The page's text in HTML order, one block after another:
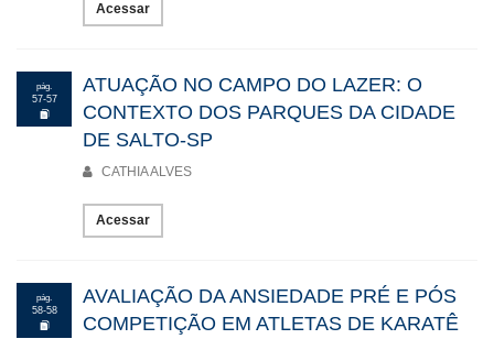
Acessar
pág.
57-57
ATUAÇÃO NO CAMPO DO LAZER: O
CONTEXTO DOS PARQUES DA CIDADE
DE SALTO-SP
CATHIA ALVES
Acessar
pág.
58-58
AVALIAÇÃO DA ANSIEDADE PRÉ E PÓS
COMPETIÇÃO EM ATLETAS DE KARATÊ